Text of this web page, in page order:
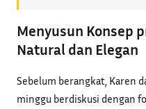
Menyusun Konsep
Natural dan Elegan
Sebelum berangkat, Karen
minggu berdiskusi dengan